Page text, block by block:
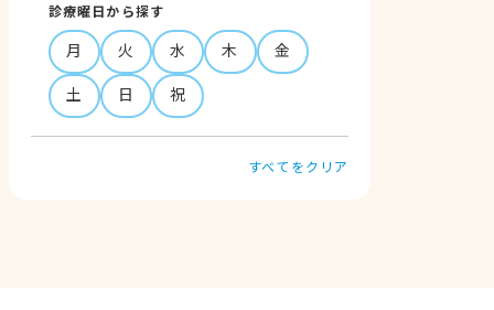
診療曜日から探す
月 火 水 木
金
土
日 祝
すべてをクリア